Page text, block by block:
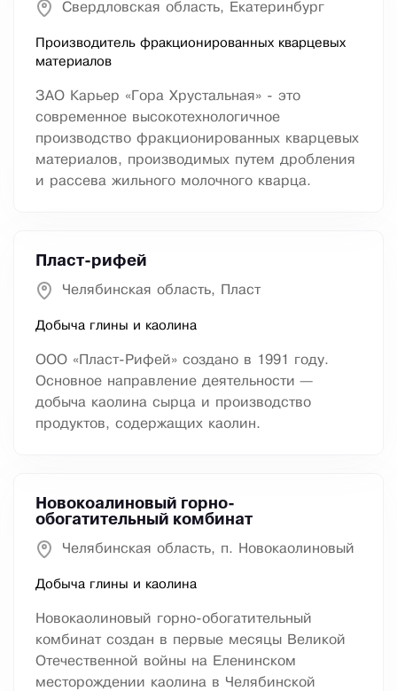
Свердловская область, Екатеринбург
Производитель фракционированных кварцевых
материалов
ЗАО Карьер «Гора Хрустальная» - это
современное высокотехнологичное
производство фракционированных кварцевых
материалов, производимых путем дробления
и рассева жильного молочного кварца.
Пласт-рифей
Челябинская область, Пласт
Добыча глины и каолина
ООО «Пласт-Рифей» создано в 1991 году.
Основное направление деятельности —
добыча каолина сырца и производство
продуктов, содержащих каолин.
Новокоалиновый горно-
обогатительный комбинат
Челябинская область, п. Новокаолиновый
Добыча глины и каолина
Новокаолиновый горно-обогатительный
комбинат создан в первые месяцы Великой
Отечественной войны на Еленинском
месторождении каолина в Челябинской